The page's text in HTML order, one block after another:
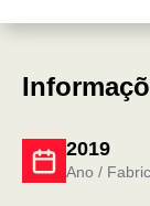
2019
Ano /